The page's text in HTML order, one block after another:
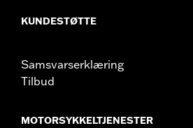
KUNDESTØTTE
Samsvarserklæring
Tilbud
MOTORSYKKELTJENESTER